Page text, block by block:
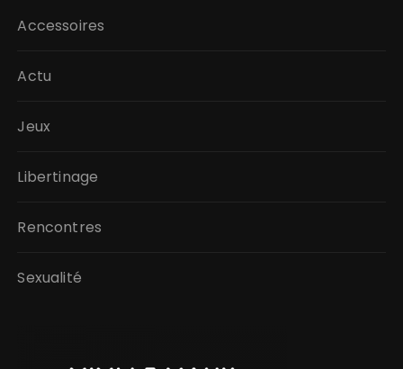
Accessoires
Actu
Jeux
Libertinage
Rencontres
Sexualité